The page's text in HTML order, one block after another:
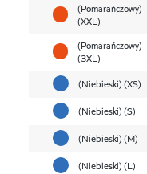
(Pomarańczowy)
(XXL)
(Pomarańczowy)
(3XL)
(Niebieski) (XS)
(Niebieski) (S)
(Niebieski) (M)
(Niebieski) (L)